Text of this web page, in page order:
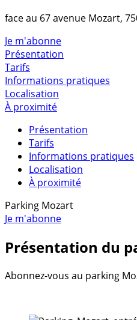
face au 67 avenue Mozart,
Je m'abonne
Présentation
Tarifs
Informations pratiques
Localisation
À proximité
Présentation
Tarifs
Informations pratiques
Localisation
À proximité
Parking Mozart
Je m'abonne
Présentation du
Abonnez-vous au parking